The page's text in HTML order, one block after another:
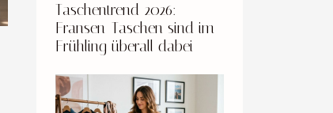
Taschentrend 2026:
Fransen-Taschen sind im
Frühling überall dabei